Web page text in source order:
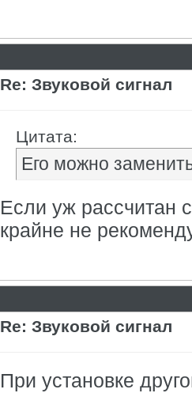
Re: Звуковой сигнал
Цитата:
Его можно
Если уж рассчитан
крайне не
Re: Звуковой сигнал
При установке